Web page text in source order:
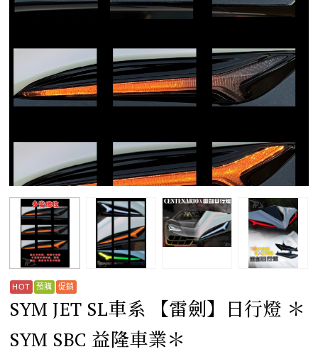
SYM JET SL車系 【雷劍】日行燈 ＊
SYM SBC 益隆車業＊